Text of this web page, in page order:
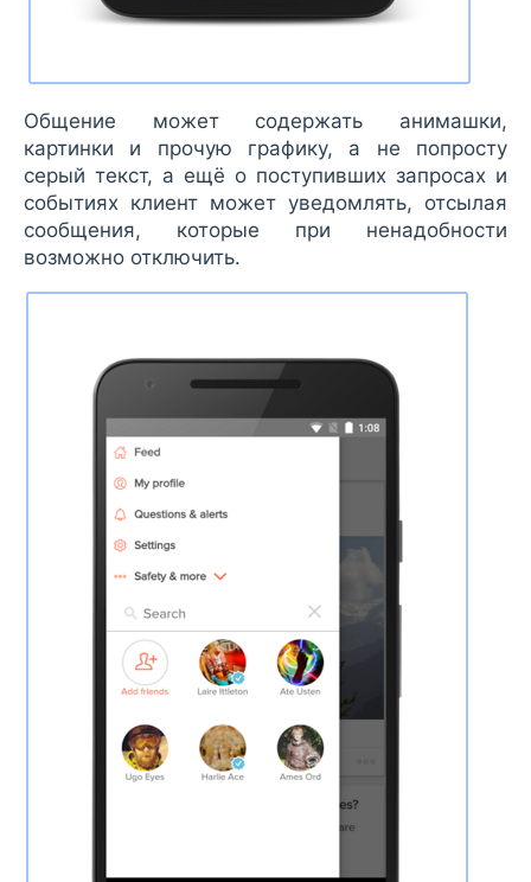
Общение может содержать анимашки,
картинки и прочую графику, а не попросту
серый текст, а ещё о поступивших запросах и
событиях клиент может уведомлять, отсылая
сообщения, которые при ненадобности
возможно отключить.